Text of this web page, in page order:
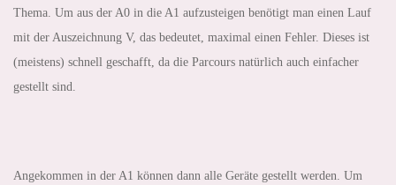
Thema. Um aus der A0 in die A1 aufzusteigen benötigt man einen Lauf
mit der Auszeichnung V, das bedeutet, maximal einen Fehler. Dieses ist
(meistens) schnell geschafft, da die Parcours natürlich auch einfacher
gestellt sind.
Angekommen in der A1 können dann alle Geräte gestellt werden. Um